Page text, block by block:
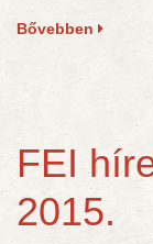
Bővebben
FEI
2015.